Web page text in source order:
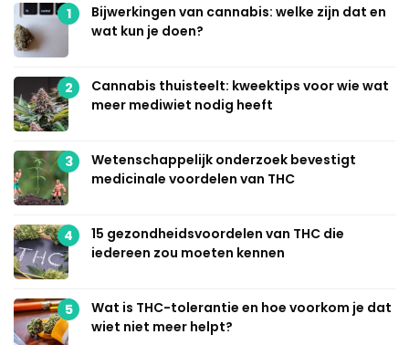
1
Bijwerkingen van cannabis: welke zijn dat en
wat kun je doen?
2
Cannabis thuisteelt: kweektips voor wie wat
meer mediwiet nodig heeft
3
Wetenschappelijk onderzoek bevestigt
medicinale voordelen van THC
4
15 gezondheidsvoordelen van THC die
iedereen zou moeten kennen
5
Wat is THC-tolerantie en hoe voorkom je dat
wiet niet meer helpt?